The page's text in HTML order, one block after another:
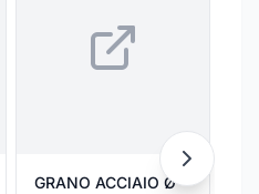
GRANO ACCIAIO Ø